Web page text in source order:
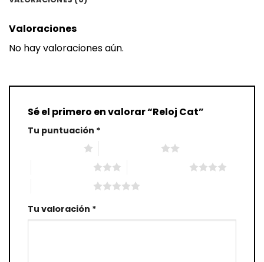
Valoraciones
No hay valoraciones aún.
Sé el primero en valorar “Reloj Cat”
Tu puntuación *
Tu valoración *